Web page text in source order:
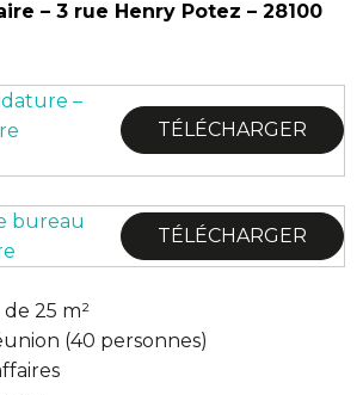
– 3 rue Henry Potez – 28100
–
TÉLÉCHARGER
bureau
TÉLÉCHARGER
25 m²
(40 personnes)